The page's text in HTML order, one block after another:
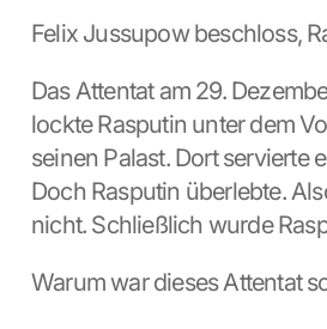
Felix Jussupow beschloss,
Das Attentat am 29.
lockte Rasputin unter dem
seinen Palast. Dort servierte
Doch Rasputin überlebte.
nicht. Schließlich wurde
Warum war dieses Attentat
t
e
G
o
o
g
l
e
a